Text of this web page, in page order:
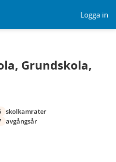
Logga in
Grundskola,
skolkamrater
avgångsår